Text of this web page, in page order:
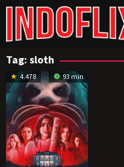
Loncat
konten
Tag: sloth
4.478 93 min